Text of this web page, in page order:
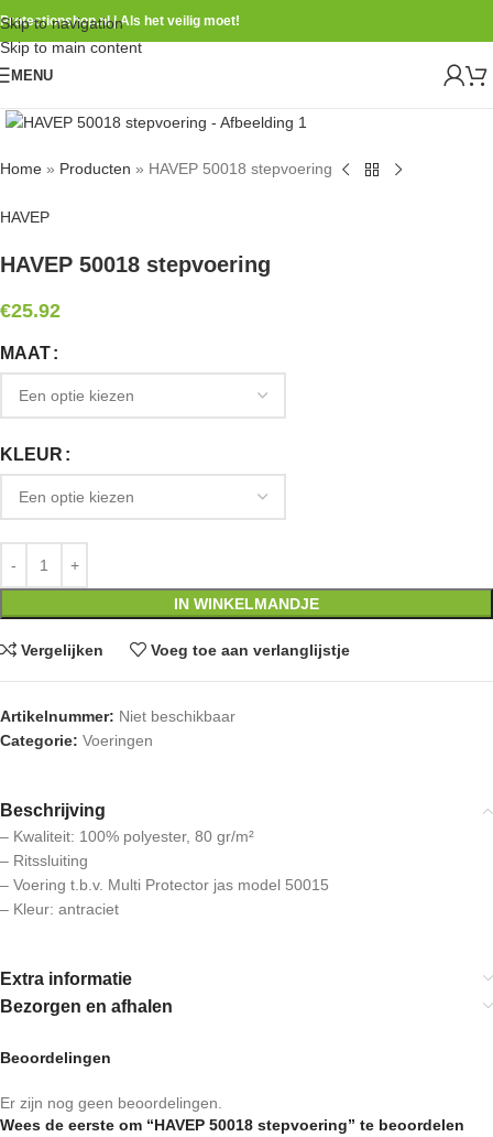
Skip to navigation
Skip to main content
Protectionshop.nl | Als het veilig moet!
MENU
Home » Producten » HAVEP 50018 stepvoering
HAVEP
HAVEP 50018 stepvoering
€25.92
MAAT
KLEUR
IN WINKELMANDJE
Vergelijken Voeg toe aan verlanglijstje
Artikelnummer: Niet beschikbaar
Categorie: Voeringen
Beschrijving
– Kwaliteit: 100% polyester, 80 gr/m²
– Ritssluiting
– Voering t.b.v. Multi Protector jas model 50015
– Kleur: antraciet
Extra informatie
Bezorgen en afhalen
Beoordelingen
Er zijn nog geen beoordelingen.
Wees de eerste om “HAVEP 50018 stepvoering” te beoordelen